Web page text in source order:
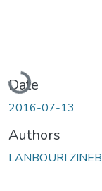
Loading...
Date
2016-07-13
Authors
LANBOURI ZINEB